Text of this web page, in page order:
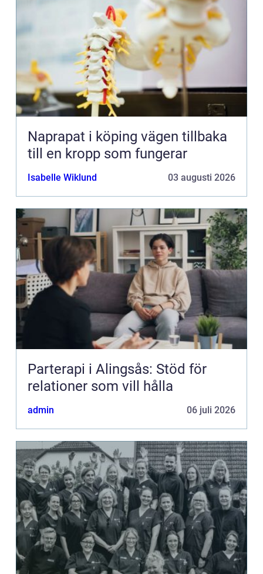
Naprapat i köping vägen tillbaka
till en kropp som fungerar
Isabelle Wiklund 03 augusti 2026
Parterapi i Alingsås: Stöd för
relationer som vill hålla
admin 06 juli 2026